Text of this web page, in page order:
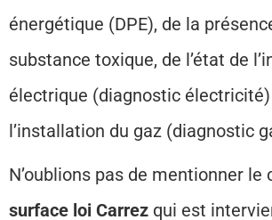
énergétique (DPE), de la
substance toxique, de l’état de
électrique (diagnostic électricité)
l’installation du gaz (diagnostic
N’oublions pas de mentionner le
surface loi Carrez qui est